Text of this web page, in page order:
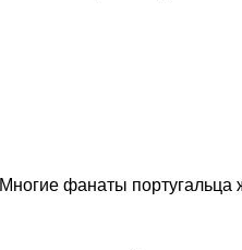
фанаты португальца